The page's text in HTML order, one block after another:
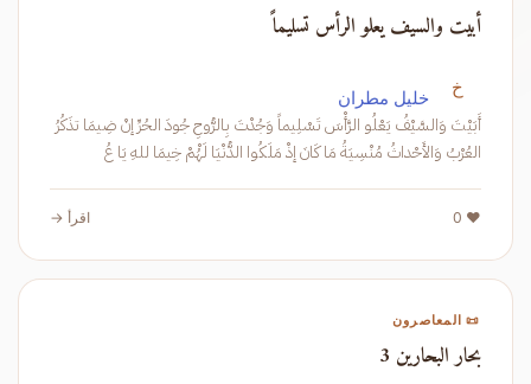
أبيت والسيف يعلو الرأس تسليماً
خ خليل مطران
أَبَيْتَ وَالسَّيْفُ يَعْلُو الرَّأْسَ تَسْلِيماً وَجُدْتَ بِالرُّوحِ جُودَ الحُرِّ إنْ ضِيمَا تذَكُرُ
العُرْبُ وَالأَحْداثُ مُنْسِيَةُ مَا كَانَ إذْ مَلَكُوا الدُّنْيَا لَهُْمْ خِيمَا للهِ يَا عُ
❤️ 0 اقرأ →
📜 المعاصرون
بحار البحارين 3